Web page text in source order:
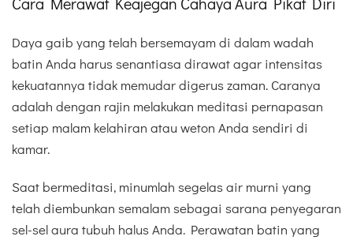
Daya gaib yang telah bersemayam di dalam wadah
batin Anda harus senantiasa dirawat agar intensitas
kekuatannya tidak memudar digerus zaman. Caranya
adalah dengan rajin melakukan meditasi pernapasan
setiap malam kelahiran atau weton Anda sendiri di
kamar.
Saat bermeditasi, minumlah segelas air murni yang
telah diembunkan semalam sebagai sarana penyegaran
sel-sel aura tubuh halus Anda. Perawatan batin yang